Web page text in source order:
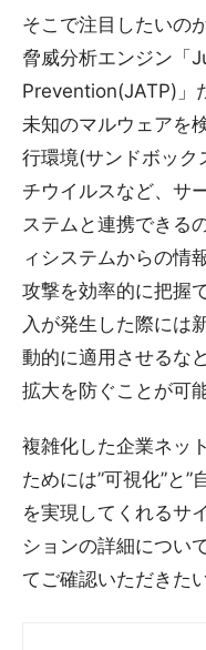
そこで注目したいの
脅威分析エンジン
Prevention(JATP)」
未知のマルウェアを
行環境(サンドボック
チウイルスなど、サ
ステムと連携できる
ィシステムからの情
攻撃を効率的に把握
入が発生した際には
動的に適用させるな
拡大を防ぐことが可
複雑化した企業ネッ
ためには”可視化”と”
を実現してくれるサ
ションの詳細につい
てご確認いただきたい